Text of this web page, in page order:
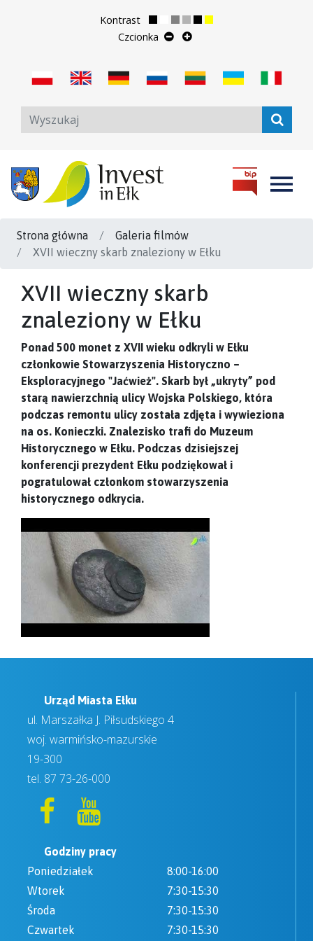
Kontrast
Czcionka
Strona główna
Galeria filmów
XVII wieczny skarb znaleziony w Ełku
XVII wieczny skarb
znaleziony w Ełku
Ponad 500 monet z XVII wieku odkryli w Ełku
członkowie Stowarzyszenia Historyczno –
Eksploracyjnego "Jaćwież". Skarb był „ukryty” pod
starą nawierzchnią ulicy Wojska Polskiego, która
podczas remontu ulicy została zdjęta i wywieziona
na os. Konieczki. Znalezisko trafi do Muzeum
Historycznego w Ełku. Podczas dzisiejszej
konferencji prezydent Ełku podziękował i
pogratulował członkom stowarzyszenia
historycznego odkrycia.
Urząd Miasta Ełku
ul. Marszałka J. Piłsudskiego 4
woj. warmińsko-mazurskie
19-300
tel. 87 73-26-000
Godziny pracy
Poniedziałek
8:00-16:00
Wtorek
7:30-15:30
Środa
7:30-15:30
Czwartek
7:30-15:30